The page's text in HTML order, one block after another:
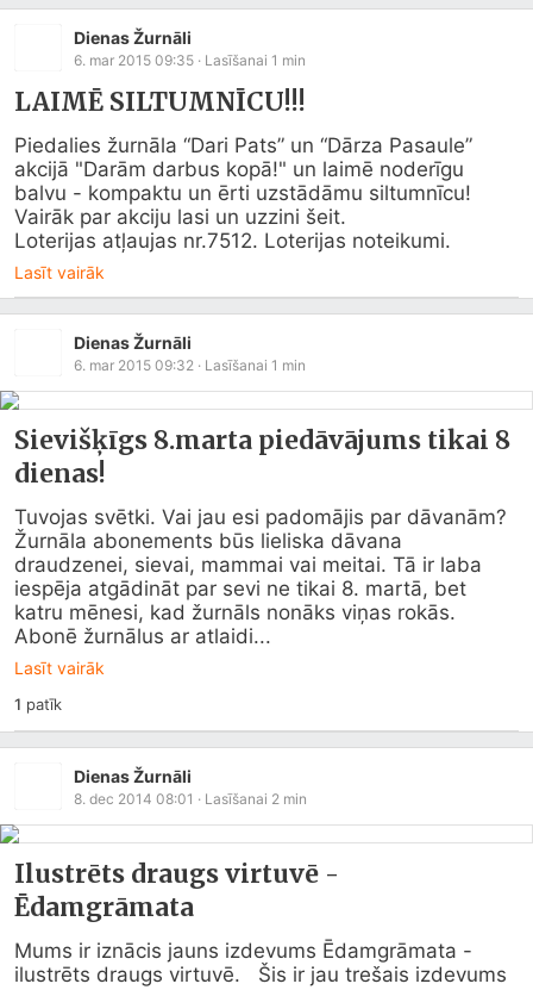
Dienas Žurnāli
6. mar 2015 09:35 · Lasīšanai 1 min
LAIMĒ SILTUMNĪCU!!!
Piedalies žurnāla “Dari Pats” un “Dārza Pasaule”
akcijā "Darām darbus kopā!" un laimē noderīgu
balvu - kompaktu un ērti uzstādāmu siltumnīcu!
Vairāk par akciju lasi un uzzini šeit.
Loterijas atļaujas nr.7512. Loterijas noteikumi.
Lasīt vairāk
Dienas Žurnāli
6. mar 2015 09:32 · Lasīšanai 1 min
Sievišķīgs 8.marta piedāvājums tikai 8
dienas!
Tuvojas svētki. Vai jau esi padomājis par dāvanām?
Žurnāla abonements būs lieliska dāvana
draudzenei, sievai, mammai vai meitai. Tā ir laba
iespēja atgādināt par sevi ne tikai 8. martā, bet
katru mēnesi, kad žurnāls nonāks viņas rokās.
Abonē žurnālus ar atlaidi...
Lasīt vairāk
1 patīk
Dienas Žurnāli
8. dec 2014 08:01 · Lasīšanai 2 min
Ilustrēts draugs virtuvē -
Ēdamgrāmata
Mums ir iznācis jauns izdevums Ēdamgrāmata -
ilustrēts draugs virtuvē.   Šis ir jau trešais izdevums